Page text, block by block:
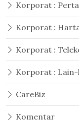
Korporat :
Korporat :
Korporat :
Korporat :
CareBiz
Komentar